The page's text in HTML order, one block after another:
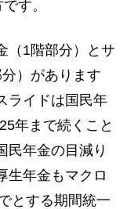
す。
（1階部分）とサ
）があります
ライドは国民年
年まで続くこと
民年金の目減り
生年金もマクロ
とする期間統一